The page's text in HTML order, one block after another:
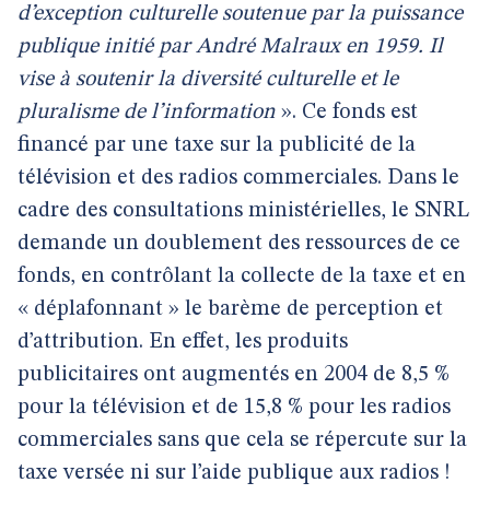
d’exception culturelle soutenue par la puissance
publique initié par André Malraux en 1959. Il
vise à soutenir la diversité culturelle et le
pluralisme de l’information ». Ce fonds est
financé par une taxe sur la publicité de la
télévision et des radios commerciales. Dans le
cadre des consultations ministérielles, le SNRL
demande un doublement des ressources de ce
fonds, en contrôlant la collecte de la taxe et en
« déplafonnant » le barème de perception et
d’attribution. En effet, les produits
publicitaires ont augmentés en 2004 de 8,5 %
pour la télévision et de 15,8 % pour les radios
commerciales sans que cela se répercute sur la
taxe versée ni sur l’aide publique aux radios !